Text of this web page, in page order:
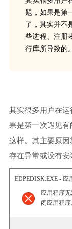
题，如果是第
了，其实并不
些进程、注册
行库所导致的。
其实很多用户在
果是第一次遇见
这样。其主要原
存在异常或没有
EDPEDISK.EXE - 应
应用程序无
闭应用程序